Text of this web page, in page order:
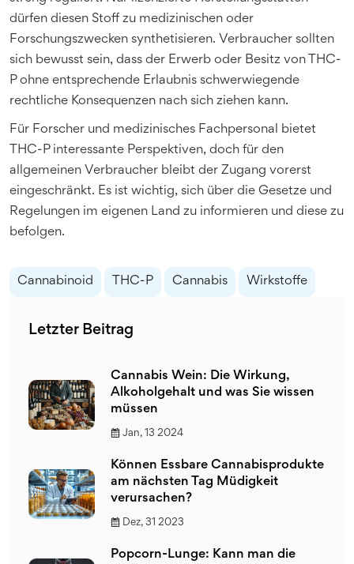
dürfen diesen Stoff zu medizinischen oder
Forschungszwecken synthetisieren. Verbraucher sollten
sich bewusst sein, dass der Erwerb oder Besitz von THC-
P ohne entsprechende Erlaubnis schwerwiegende
rechtliche Konsequenzen nach sich ziehen kann.
Für Forscher und medizinisches Fachpersonal bietet
THC-P interessante Perspektiven, doch für den
allgemeinen Verbraucher bleibt der Zugang vorerst
eingeschränkt. Es ist wichtig, sich über die Gesetze und
Regelungen im eigenen Land zu informieren und diese zu
befolgen.
Cannabinoid THC-P Cannabis Wirkstoffe
Letzter Beitrag
Cannabis Wein: Die Wirkung,
Alkoholgehalt und was Sie wissen
müssen
Jan, 13 2024
Können Essbare Cannabisprodukte
am nächsten Tag Müdigkeit
verursachen?
Dez, 31 2023
Popcorn-Lunge: Kann man die